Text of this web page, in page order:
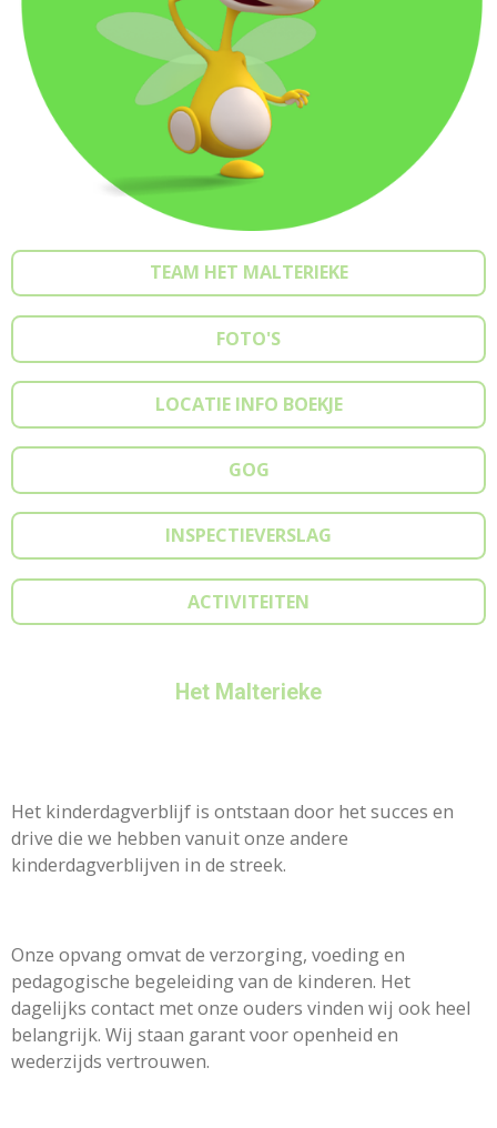
TEAM HET MALTERIEKE
FOTO'S
LOCATIE INFO BOEKJE
GOG
INSPECTIEVERSLAG
ACTIVITEITEN
Het Malterieke
Het kinderdagverblijf is ontstaan door het succes en
drive die we hebben vanuit onze andere
kinderdagverblijven in de streek.
Onze opvang omvat de verzorging, voeding en
pedagogische begeleiding van de kinderen. Het
dagelijks contact met onze ouders vinden wij ook heel
belangrijk. Wij staan garant voor openheid en
wederzijds vertrouwen.